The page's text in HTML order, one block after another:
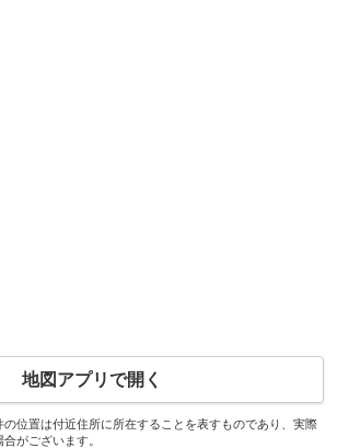
地図アプリで開く
位置は付近住所に所在することを表すものであり、実際
がございます。